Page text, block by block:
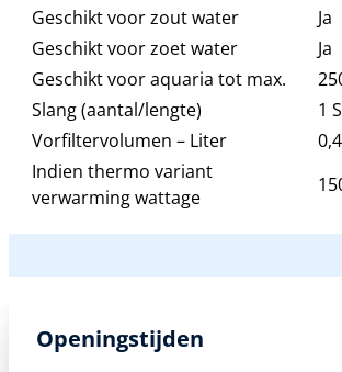
Geschikt voor zout water
Ja
Geschikt voor zoet water
Ja
Geschikt voor aquaria tot max.
Slang (aantal/lengte)
1
Vorfiltervolumen – Liter
0,4
Indien thermo variant
verwarming wattage
Openingstijden